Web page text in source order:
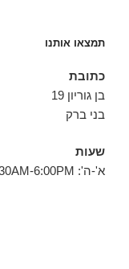
תמצאו אותנו
כתובת
בן גוריון 19
בני ברק
שעות
א'-ה': 8:30AM-6:00PM